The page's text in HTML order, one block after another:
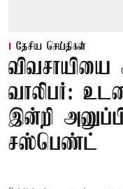
தேசிய செய்திகள்
விவசாயியை
வாலிபர்:
இன்றி
சஸ்பெண்ட்